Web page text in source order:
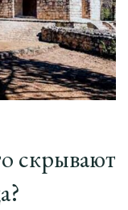
скрывают